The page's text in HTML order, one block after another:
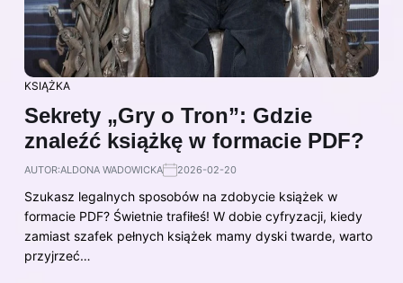
KSIĄŻKA
Sekrety „Gry o Tron”: Gdzie
znaleźć książkę w formacie PDF?
AUTOR:ALDONA WADOWICKA 2026-02-20
Szukasz legalnych sposobów na zdobycie książek w
formacie PDF? Świetnie trafiłeś! W dobie cyfryzacji, kiedy
zamiast szafek pełnych książek mamy dyski twarde, warto
przyjrzeć…